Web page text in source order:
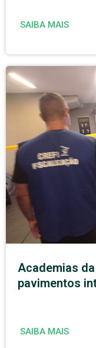
SAIBA MAIS
Academias
pavimentos
SAIBA MAIS